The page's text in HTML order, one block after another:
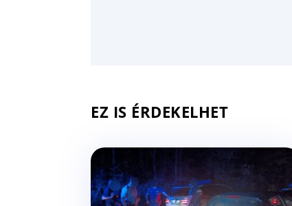
EZ IS ÉRDEKELHET